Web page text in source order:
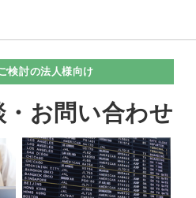
検討の法人様向け
お問い合わせ